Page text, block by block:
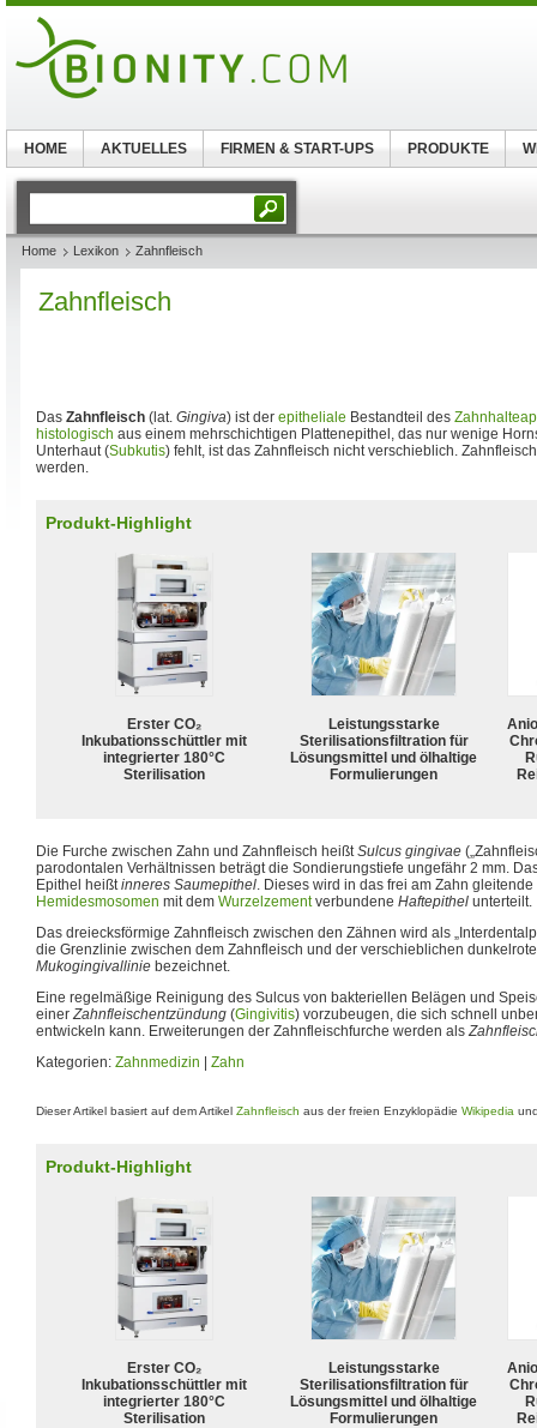
Home Lexikon Zahnfleisch
Zahnfleisch
Das Zahnfleisch (lat. Gingiva) ist der epitheliale Bestandteil des
histologisch aus einem mehrschichtigen Plattenepithel, das nur wenige
Unterhaut (Subkutis) fehlt, ist das Zahnfleisch nicht verschieblich.
werden.
Produkt-Highlight
Erster CO₂
Inkubationsschüttler mit
integrierter 180°C
Sterilisation
Leistungsstarke
Sterilisationsfiltration für
Lösungsmittel und ölhaltige
Formulierungen
Die Furche zwischen Zahn und Zahnfleisch heißtSulcus gingivae
parodontalen Verhältnissen beträgt die Sondierungstiefe ungefähr 2 mm.
Epithel heißtinneres Saumepithel. Dieses wird in das frei am Zahn gleitende
Hemidesmosomen mit dem Wurzelzementverbundene Haftepithel unterteilt.
Das dreiecksförmige Zahnfleisch zwischen den Zähnen wird als
die Grenzlinie zwischen dem Zahnfleisch und der verschieblichen
Mukogingivallinie bezeichnet.
Eine regelmäßige Reinigung des Sulcus von bakteriellen Belägen und
einerZahnfleischentzündung (Gingivitis) vorzubeugen, die sich schnell
entwickeln kann. Erweiterungen der Zahnfleischfurche werden als
Kategorien: Zahnmedizin Zahn
Dieser Artikel basiert auf dem Artikel Zahnfleisch aus der freien Enzyklopädie Wikipedia
Produkt-Highlight
Erster CO₂
Inkubationsschüttler mit
integrierter 180°C
Sterilisation
Leistungsstarke
Sterilisationsfiltration für
Lösungsmittel und ölhaltige
Formulierungen
HOME AKTUELLES FIRMEN & START-UPS PRODUKTE